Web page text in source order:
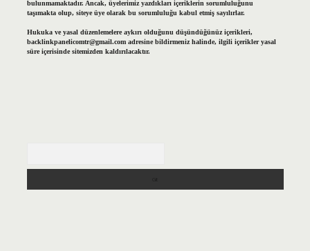
bulunmamaktadır. Ancak, üyelerimiz yazdıkları içeriklerin sorumluluğunu
taşımakta olup, siteye üye olarak bu sorumluluğu kabul etmiş sayılırlar.
Hukuka ve yasal düzenlemelere aykırı olduğunu düşündüğünüz içerikleri,
backlinkpanelicomtr@gmail.comadresine bildirmeniz halinde, ilgili içerikler yasal
süre içerisinde sitemizden kaldırılacaktır.